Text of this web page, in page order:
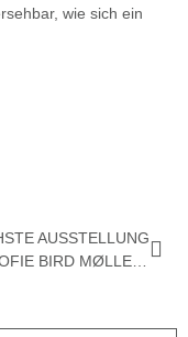
wie sich ein
AUSSTELLUNG
ANNE SOFIE BIRD MØLLER – BLOW UP